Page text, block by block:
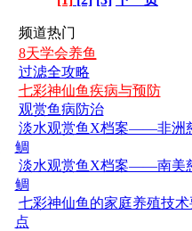
频道热门
8天学会养鱼
过滤全攻略
七彩神仙鱼疾病与预防
观赏鱼病防治
淡水观赏鱼X档案——非洲
鲷
淡水观赏鱼X档案——南美
鲷
七彩神仙鱼的家庭养殖技术
点